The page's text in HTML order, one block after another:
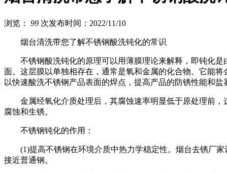
浏览： 99 次发布时间：2022/11/10
烟台清洗带您了解不锈钢酸洗钝化的常识
不锈钢酸洗钝化的原理可以用薄膜理论来解释，即钝化
面。这层膜以单独相存在，通常是氧和金属的化合物。它能
以快速酸洗不锈钢产品表面的焊点，提高产品的防锈性能和盐
金属经氧化介质处理后，其腐蚀速率明显低于原处理前
腐蚀和生锈。
不锈钢钝化的作用：
(1)提高不锈钢在环境介质中热力学稳定性。烟台去锈厂
接近普通钢。